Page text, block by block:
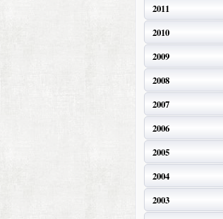
2011
2010
2009
2008
2007
2006
2005
2004
2003